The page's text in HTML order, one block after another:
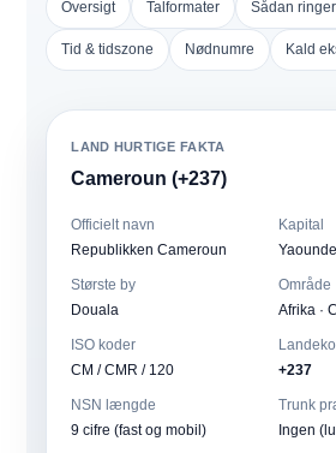
Oversigt Talformater Sådan
Tid & tidszone Nødnumre Kald
LAND HURTIGE FAKTA
Cameroun (+237)
Officielt navn
Republikken Cameroun
Kapital
Yaounde
Største by
Douala
Område
Afrika ·
ISO koder
CM / CMR / 120
+237
NSN længde
9 cifre (fast og mobil)
Trunk
Ingen